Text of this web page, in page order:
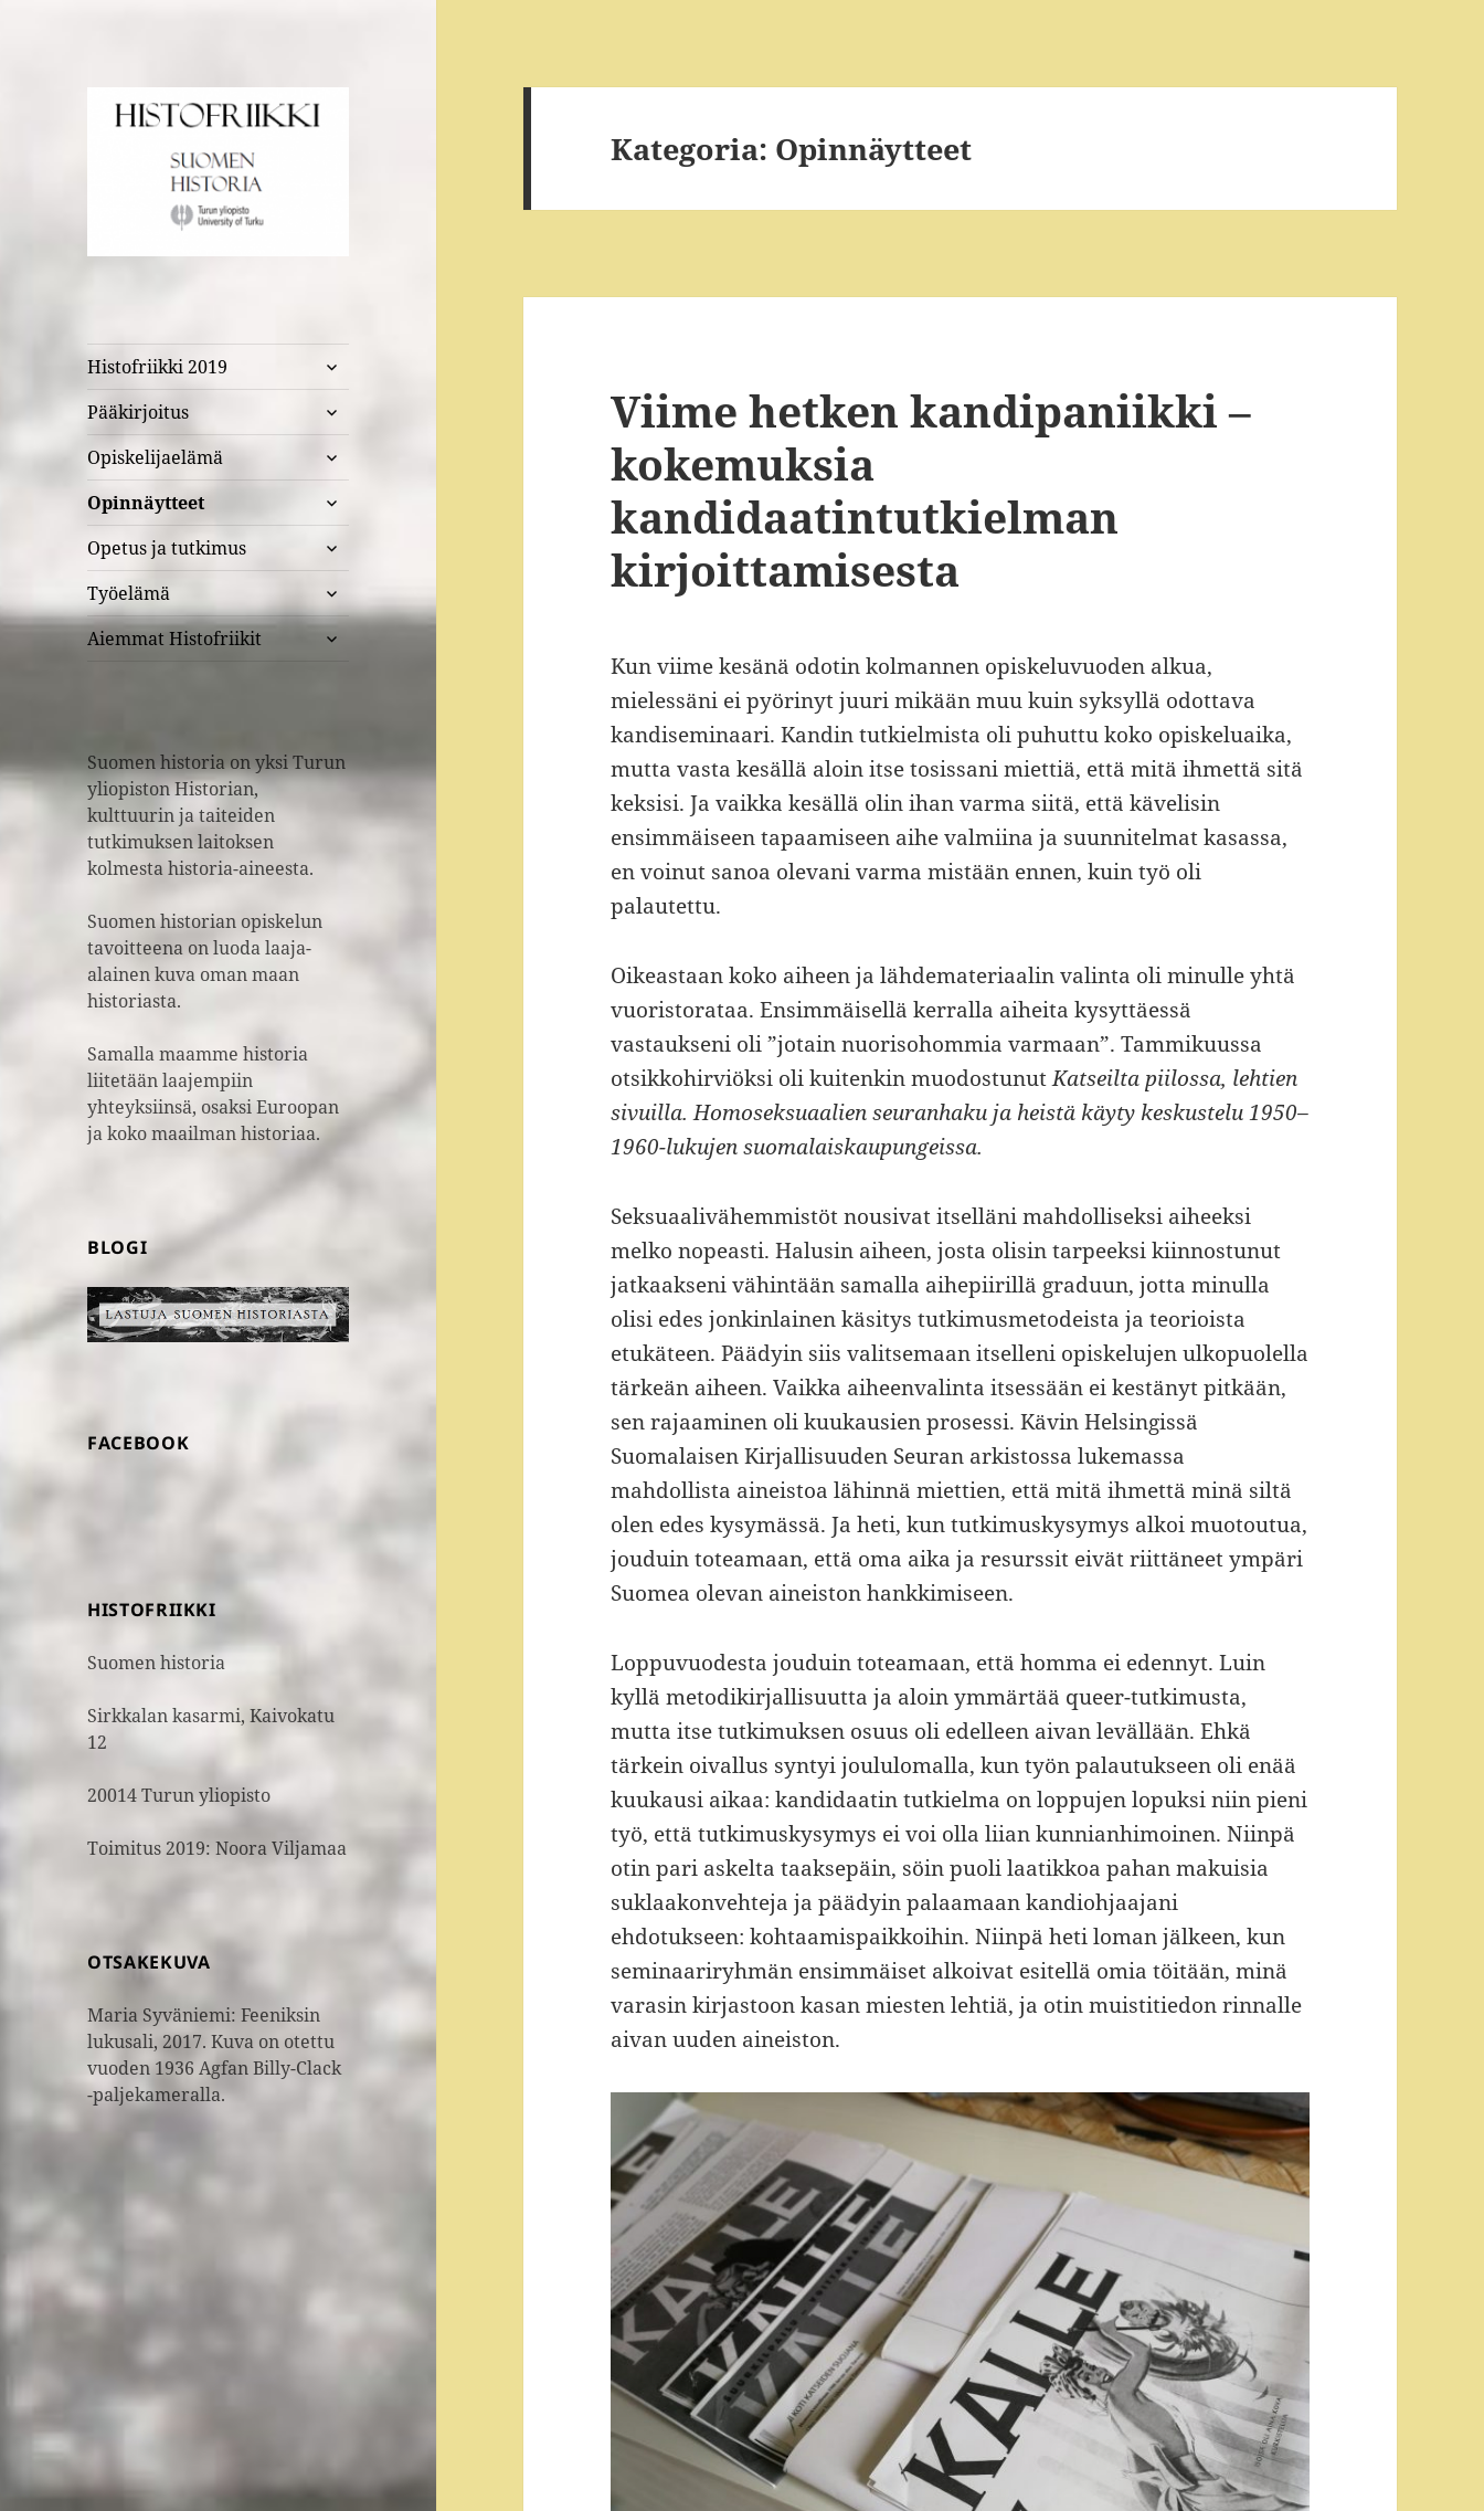
Histofriikki 2019
näytä
alavalikko
Pääkirjoitus
näytä
alavalikko
Opiskelijaelämä
näytä
alavalikko
Opinnäytteet
näytä
alavalikko
Opetus ja tutkimus
näytä
alavalikko
Työelämä
näytä
alavalikko
Aiemmat Histofriikit
näytä
Suomen historia on yksi Turun
yliopiston Historian,
kulttuurin ja taiteiden
tutkimuksen laitoksen
kolmesta historia-aineesta.
Suomen historian opiskelun
tavoitteena on luoda laaja-
alainen kuva oman maan
historiasta.
Samalla maamme historia
liitetään laajempiin
yhteyksiinsä, osaksi Euroopan
ja koko maailman historiaa.
BLOGI
FACEBOOK
HISTOFRIIKKI
Suomen historia
Sirkkalan kasarmi, Kaivokatu
12
20014 Turun yliopisto
Toimitus 2019: Noora Viljamaa
OTSAKEKUVA
Maria Syväniemi: Feeniksin
lukusali, 2017. Kuva on otettu
vuoden 1936 Agfan Billy-Clack
-paljekameralla.
Kategoria: Opinnäytteet
Viime hetken kandipaniikki –
kokemuksia
kandidaatintutkielman
kirjoittamisesta
Kun viime kesänä odotin kolmannen opiskeluvuoden alkua,
mielessäni ei pyörinyt juuri mikään muu kuin syksyllä odottava
kandiseminaari. Kandin tutkielmista oli puhuttu koko opiskeluaika,
mutta vasta kesällä aloin itse tosissani miettiä, että mitä ihmettä sitä
keksisi. Ja vaikka kesällä olin ihan varma siitä, että kävelisin
ensimmäiseen tapaamiseen aihe valmiina ja suunnitelmat kasassa,
en voinut sanoa olevani varma mistään ennen, kuin työ oli
palautettu.
Oikeastaan koko aiheen ja lähdemateriaalin valinta oli minulle yhtä
vuoristorataa. Ensimmäisellä kerralla aiheita kysyttäessä
vastaukseni oli ”jotain nuorisohommia varmaan”. Tammikuussa
otsikkohirviöksi oli kuitenkin muodostunutKatseilta piilossa, lehtien
sivuilla. Homoseksuaalien seuranhaku ja heistä käyty keskustelu 1950–
1960-lukujen suomalaiskaupungeissa.
Seksuaalivähemmistöt nousivat itselläni mahdolliseksi aiheeksi
melko nopeasti. Halusin aiheen, josta olisin tarpeeksi kiinnostunut
jatkaakseni vähintään samalla aihepiirillä graduun, jotta minulla
olisi edes jonkinlainen käsitys tutkimusmetodeista ja teorioista
etukäteen. Päädyin siis valitsemaan itselleni opiskelujen ulkopuolella
tärkeän aiheen. Vaikka aiheenvalinta itsessään ei kestänyt pitkään,
sen rajaaminen oli kuukausien prosessi. Kävin Helsingissä
Suomalaisen Kirjallisuuden Seuran arkistossa lukemassa
mahdollista aineistoa lähinnä miettien, että mitä ihmettä minä siltä
olen edes kysymässä. Ja heti, kun tutkimuskysymys alkoi muotoutua,
jouduin toteamaan, että oma aika ja resurssit eivät riittäneet ympäri
Suomea olevan aineiston hankkimiseen.
Loppuvuodesta jouduin toteamaan, että homma ei edennyt. Luin
kyllä metodikirjallisuutta ja aloin ymmärtää queer-tutkimusta,
mutta itse tutkimuksen osuus oli edelleen aivan levällään. Ehkä
tärkein oivallus syntyi joululomalla, kun työn palautukseen oli enää
kuukausi aikaa: kandidaatin tutkielma on loppujen lopuksi niin pieni
työ, että tutkimuskysymys ei voi olla liian kunnianhimoinen. Niinpä
otin pari askelta taaksepäin, söin puoli laatikkoa pahan makuisia
suklaakonvehteja ja päädyin palaamaan kandiohjaajani
ehdotukseen: kohtaamispaikkoihin. Niinpä heti loman jälkeen, kun
seminaariryhmän ensimmäiset alkoivat esitellä omia töitään, minä
varasin kirjastoon kasan miesten lehtiä, ja otin muistitiedon rinnalle
aivan uuden aineiston.